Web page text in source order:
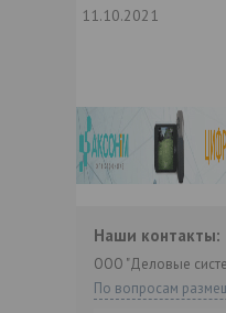
11.10.2021
Наши контакты:
ООО "Деловые
По вопросам